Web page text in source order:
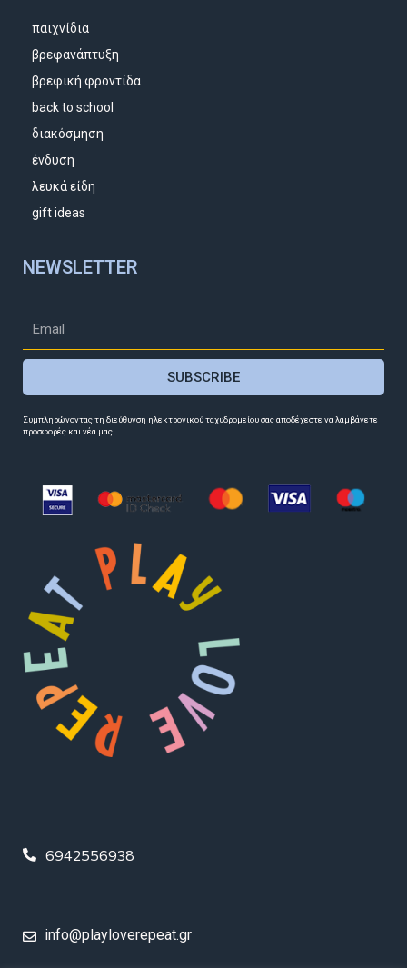
παιχνίδια
βρεφανάπτυξη
βρεφική φροντίδα
back to school
διακόσμηση
ένδυση
λευκά είδη
gift ideas
NEWSLETTER
SUBSCRIBE
Συμπληρώνοντας τη διεύθυνση ηλεκτρονικού ταχυδρομείου σας αποδέχεστε να λαμβάνετε
προσφορές και νέα μας.
6942556938
info@playloverepeat.gr